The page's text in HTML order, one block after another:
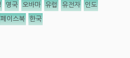
영국 오바마 유럽 유전자 인도
페이스북 한국